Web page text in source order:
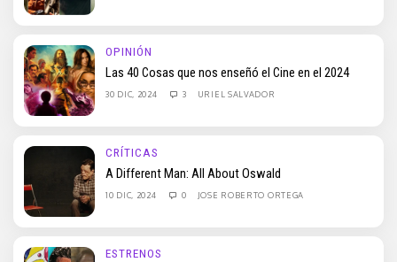
OPINIÓN
Las 40 Cosas que nos enseñó el Cine en el 2024
30 DIC, 2024 3 URIEL SALVADOR
CRÍTICAS
A Different Man: All About Oswald
10 DIC, 2024 0 JOSE ROBERTO ORTEGA
ESTRENOS